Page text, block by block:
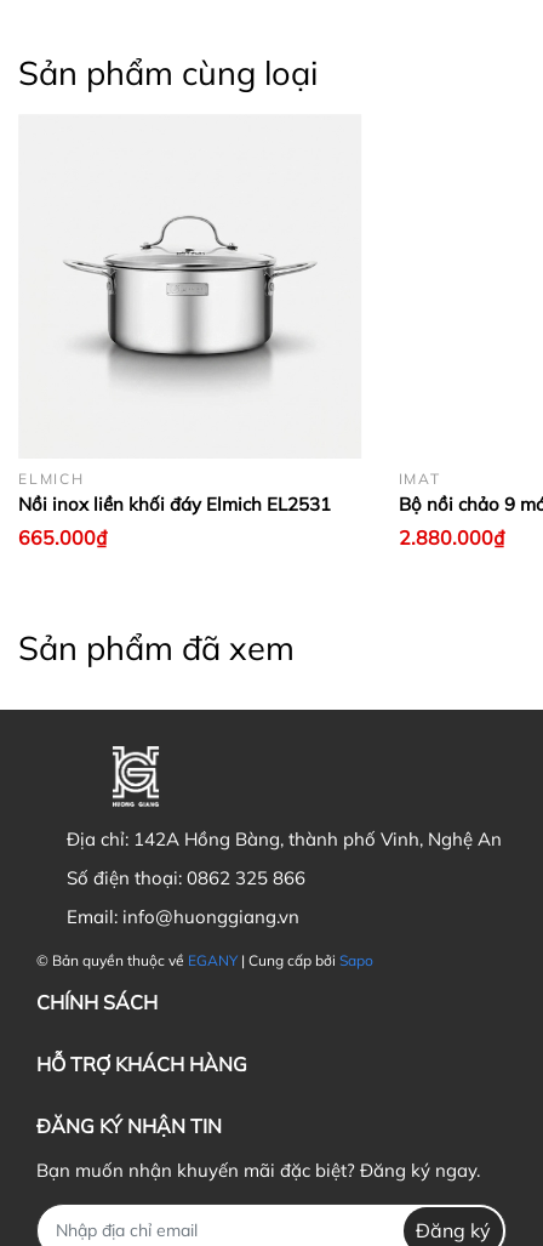
Sản phẩm cùng loại
ELMICH
Nồi inox liền khối đáy Elmich EL2531
665.000₫
IMAT
Bộ nồi chảo 9
2.880.000₫
Sản phẩm đã xem
Địa chỉ: 142A Hồng Bàng, thành phố Vinh, Nghệ An
Số điện thoại: 0862 325 866
Email: info@huonggiang.vn
© Bản quyền thuộc về EGANY | Cung cấp bởi Sapo
CHÍNH SÁCH
HỖ TRỢ KHÁCH HÀNG
ĐĂNG KÝ NHẬN TIN
Bạn muốn nhận khuyến mãi đặc biệt? Đăng ký ngay.
Đăng ký